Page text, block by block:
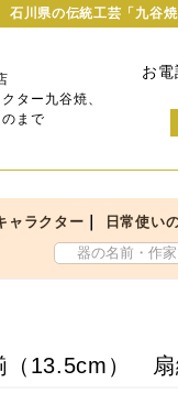
石川県の伝統工芸「九谷
ター九谷焼、
まで
お
ャラクター 日常使い
（13.5cm）